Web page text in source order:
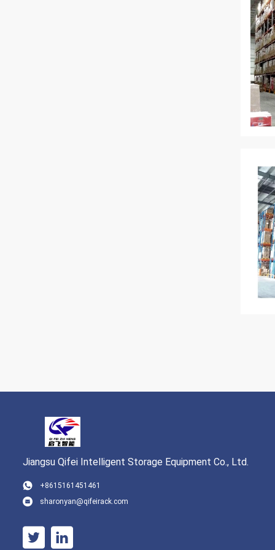
Jiangsu Qifei Intelligent Storage Equipment Co., Ltd.
+8615161451461
sharonyan@qifeirack.com